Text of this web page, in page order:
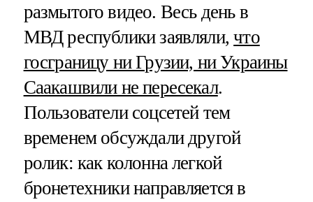
размытого видео. Весь день в
МВД республики заявляли,что
госграницу ни Грузии, ни Украины
Саакашвили не пересекал.
Пользователи соцсетей тем
временем обсуждали другой
ролик: как колонна легкой
бронетехники направляется в